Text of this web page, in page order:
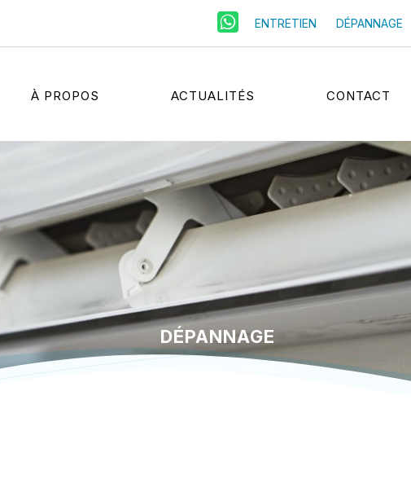
ENTRETIEN DÉPANNAGE
À PROPOS ACTUALITÉS CONTACT
DÉPANNAGE
En cas d’urgence appelez au